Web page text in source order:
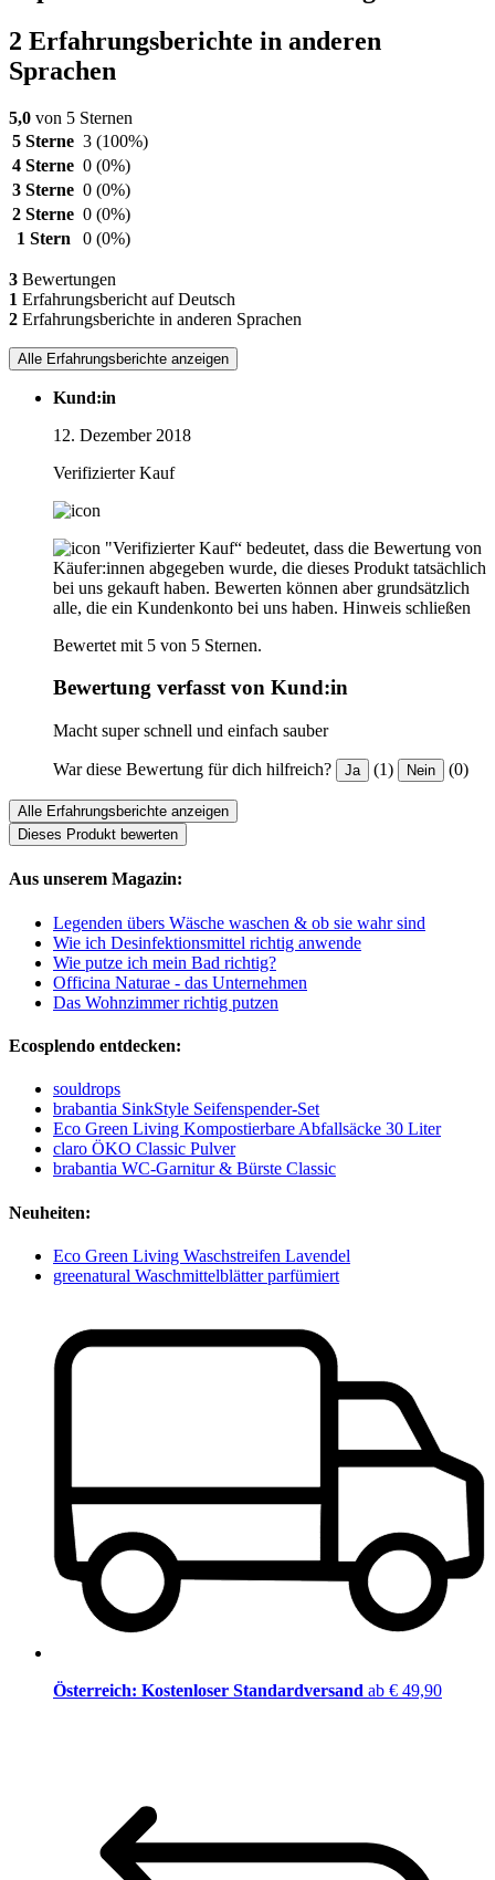
2 Erfahrungsberichte in anderen
Sprachen
5,0 von 5 Sternen
5 Sterne 3 (100%)
4 Sterne 0 (0%)
3 Sterne 0 (0%)
2 Sterne 0 (0%)
1 Stern
0 (0%)
3 Bewertungen
1 Erfahrungsbericht auf Deutsch
2 Erfahrungsberichte in anderen Sprachen
Alle Erfahrungsberichte anzeigen
Kund:in
12. Dezember 2018
Verifizierter Kauf
"Verifizierter Kauf“ bedeutet, dass die Bewertung von
Käufer:innen abgegeben wurde, die dieses Produkt tatsächlich
bei uns gekauft haben. Bewerten können aber grundsätzlich
alle, die ein Kundenkonto bei uns haben. Hinweis schließen
Bewertet mit 5 von 5 Sternen.
Bewertung verfasst von Kund:in
Macht super schnell und einfach sauber
War diese Bewertung für dich hilfreich? Ja (1) Nein (0)
Alle Erfahrungsberichte anzeigen
Dieses Produkt bewerten
Aus unserem Magazin:
Legenden übers Wäsche waschen & ob sie wahr sind
Wie ich Desinfektionsmittel richtig anwende
Wie putze ich mein Bad richtig?
Officina Naturae - das Unternehmen
Das Wohnzimmer richtig putzen
Ecosplendo entdecken:
souldrops
brabantia SinkStyle Seifenspender-Set
Eco Green Living Kompostierbare Abfallsäcke 30 Liter
claro ÖKO Classic Pulver
brabantia WC-Garnitur & Bürste Classic
Neuheiten:
Eco Green Living Waschstreifen Lavendel
greenatural Waschmittelblätter parfümiert
Österreich: Kostenloser Standardversand ab € 49,90